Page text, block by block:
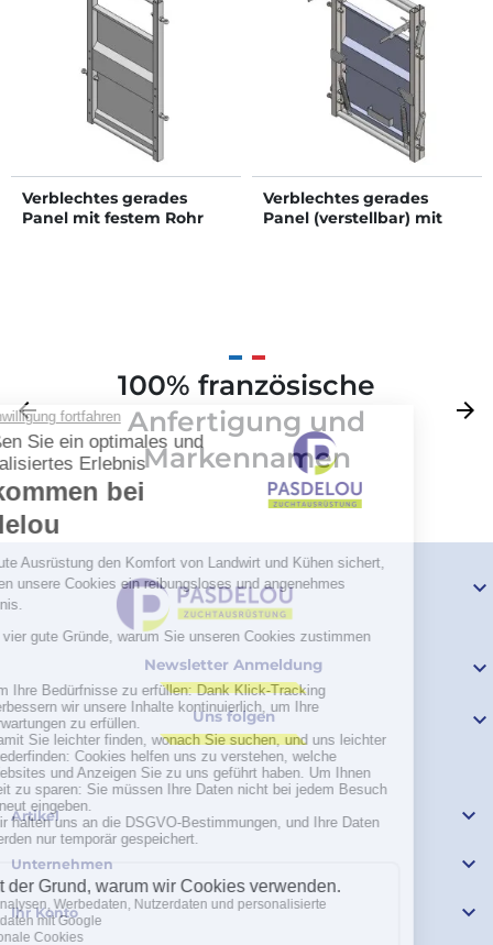
Verblechtes gerades
Panel mit festem Rohr
Verblechtes gerades
Panel (verstellbar) mit
Zurück
arrow_back
100% französische
Anfertigung und
Markennamen
Weiter
arrow_forward

Newsletter Anmeldung 
Uns folgen 
Artikel 
Unternehmen 
Ihr Konto 